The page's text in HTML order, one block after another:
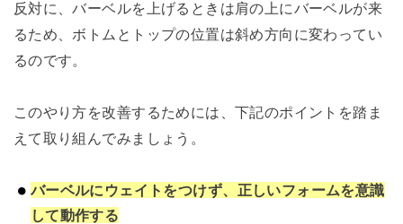
反対に、バーベルを上げるときは肩の上にバーベルが来
るため、ボトムとトップの位置は斜め方向に変わってい
るのです。
このやり方を改善するためには、下記のポイントを踏ま
えて取り組んでみましょう。
バーベルにウェイトをつけず、正しいフォームを意識
して動作する